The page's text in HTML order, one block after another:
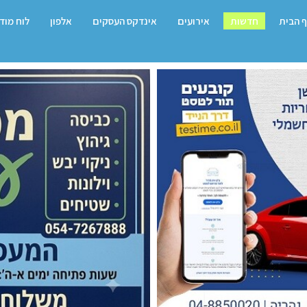
הבית חדשות אירועים אינדקס העסקים אלפון לוח